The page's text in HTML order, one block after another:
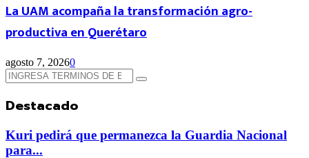
La UAM acompaña la transformación agro-
productiva en Querétaro
agosto 7, 20260
Búsqueda
de:
Búsqueda
Destacado
Kuri pedirá que permanezca la Guardia Nacional
para...